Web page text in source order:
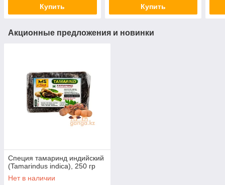
Купить Купить
Акционные предложения и новинки
Специя тамаринд индийский
(Tamarindus indica), 250 гр
Нет в наличии